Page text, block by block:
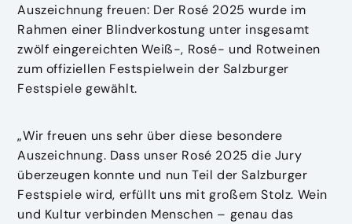
Auszeichnung freuen: Der Rosé 2025 wurde im
Rahmen einer Blindverkostung unter insgesamt
zwölf eingereichten Weiß-, Rosé- und Rotweinen
zum offiziellen Festspielwein der Salzburger
Festspiele gewählt.
„Wir freuen uns sehr über diese besondere
Auszeichnung. Dass unser Rosé 2025 die Jury
überzeugen konnte und nun Teil der Salzburger
Festspiele wird, erfüllt uns mit großem Stolz. Wein
und Kultur verbinden Menschen – genau das